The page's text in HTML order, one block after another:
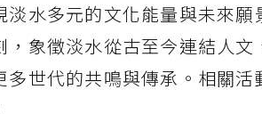
水多元的文化能量與未來
象徵淡水從古至今連結人
世代的共鳴與傳承。相關